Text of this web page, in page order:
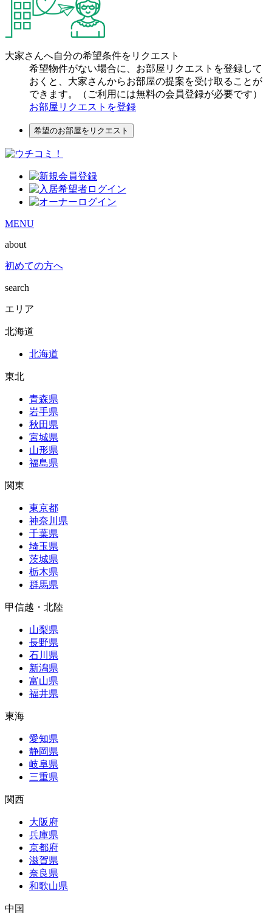
大家さんへ自分の希望条件をリクエスト
希望物件がない場合に、お部屋リクエストを登録して
おくと、大家さんからお部屋の提案を受け取ることが
できます。（ご利用には無料の会員登録が必要です）
お部屋リクエストを登録
希望のお部屋をリクエスト
MENU
about
初めての方へ
search
エリア
北海道
北海道
東北
青森県
岩手県
秋田県
宮城県
山形県
福島県
関東
東京都
神奈川県
千葉県
埼玉県
茨城県
栃木県
群馬県
甲信越・北陸
山梨県
長野県
石川県
新潟県
富山県
福井県
東海
愛知県
静岡県
岐阜県
三重県
関西
大阪府
兵庫県
京都府
滋賀県
奈良県
和歌山県
中国